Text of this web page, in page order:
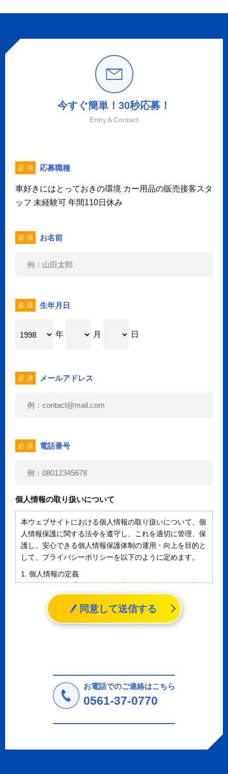
今すぐ簡単！30秒応募！
Entry＆Contact
必 須 応募職種
車好きにはとっておきの環境 カー用品の販売接客スタ
ッフ 未経験可 年間110日休み
必 須 お名前
必 須 生年月日
年 月 日
必 須 メールアドレス
必 須 電話番号
個人情報の取り扱いについて
本ウェブサイトにおける個人情報の取り扱いについて、個
人情報保護に関する法令を遵守し、これを適切に管理、保
護し、安心できる個人情報保護体制の運用・向上を目的と
して、プライバシーポリシーを以下のように定めます。
1. 個人情報の定義
個人情報とは、「個人情報の保護に関する法律」に規定さ
れる生存する個人に関する情報であって、氏名、生年月日
その他の記述等により特定の個人を識別することができる
情報（個人識別情報）を指します。
法令により許された場合を除き、個人情報を第三者に提供
しません。
a.応募者等からのお問い合わせに対応・管理するため
b.本ウェブサイトにおけるサービスの提供・運用のため
3. プライバシー尊重
同意して送信する
お電話でのご連絡はこちら
0561-37-0770